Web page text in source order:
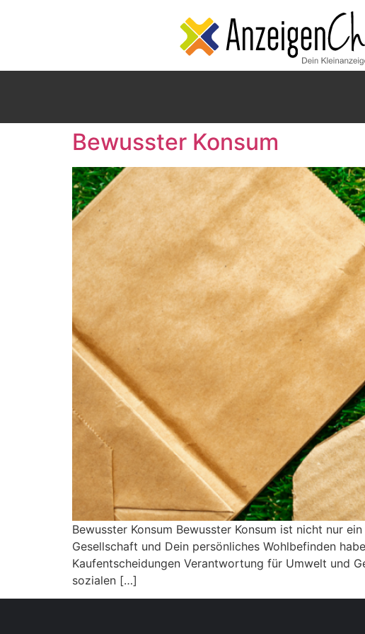
Bewusster Konsum
Bewusster Konsum Bewusster Konsum ist nicht nur
Gesellschaft und Dein persönliches Wohlbefinden
Kaufentscheidungen Verantwortung für Umwelt und
sozialen […]